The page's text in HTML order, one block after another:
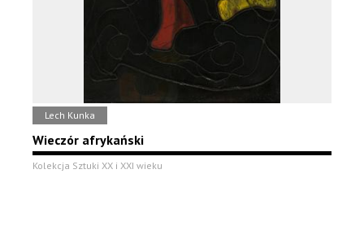
Lech Kunka
Wieczór afrykański
Kolekcja Sztuki XX i XXI wieku